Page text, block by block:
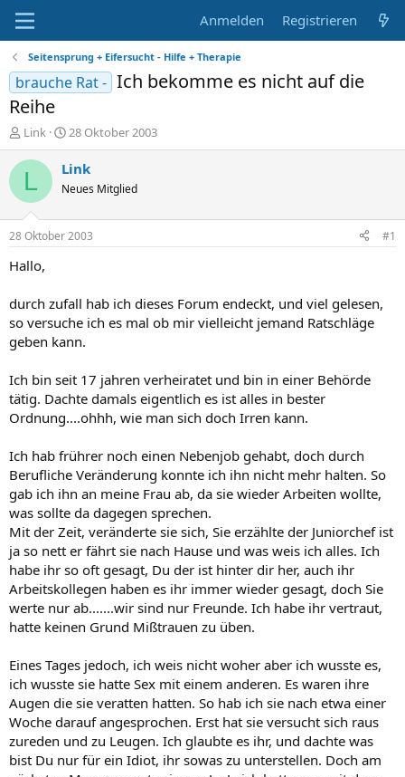
Anmelden Registrieren
Seitensprung + Eifersucht - Hilfe + Therapie
brauche Rat - Ich bekomme es nicht auf die
Reihe
E
r
s
e
r
Link
E
r
s
e
l
t
28 Oktober 2003
L Link
Neues Mitglied
28 Oktober 2003 #1
Hallo,
durch zufall hab ich dieses Forum endeckt, und viel gelesen,
so versuche ich es mal ob mir vielleicht jemand Ratschläge
geben kann.
Ich bin seit 17 jahren verheiratet und bin in einer Behörde
tätig. Dachte damals eigentlich es ist alles in bester
Ordnung....ohhh, wie man sich doch Irren kann.
Ich hab frührer noch einen Nebenjob gehabt, doch durch
Berufliche Veränderung konnte ich ihn nicht mehr halten. So
gab ich ihn an meine Frau ab, da sie wieder Arbeiten wollte,
was sollte da dagegen sprechen.
Mit der Zeit, veränderte sie sich, Sie erzählte der Juniorchef ist
ja so nett er fährt sie nach Hause und was weis ich alles. Ich
habe ihr so oft gesagt, Du der ist hinter dir her, auch ihr
Arbeitskollegen haben es ihr immer wieder gesagt, doch Sie
werte nur ab.......wir sind nur Freunde. Ich habe ihr vertraut,
hatte keinen Grund Mißtrauen zu üben.
Eines Tages jedoch, ich weis nicht woher aber ich wusste es,
ich wusste sie hatte Sex mit einem anderen. Es waren ihre
Augen die sie veratten hatten. So hab ich sie nach etwa einer
Woche darauf angesprochen. Erst hat sie versucht sich raus
zureden und zu Leugen. Ich glaubte es ihr, und dachte was
bist Du nur für ein Idiot, ihr sowas zu unterstellen. Doch am